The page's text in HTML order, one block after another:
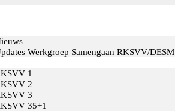
Werkgroep Samengaan RKSVV/DESM
1
2
3
35+1